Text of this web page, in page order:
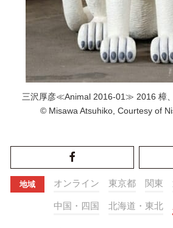
三沢厚彦≪Animal 2016-01≫ 2016 樟
© Misawa Atsuhiko, Courtesy of
地域 オンライン 東京都 関東
中国・四国 北海道・東北